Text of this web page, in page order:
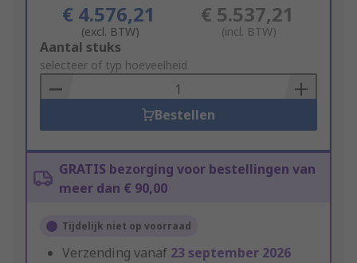
€ 4.576,21
(excl. BTW)
€ 5.537,21
(incl. BTW)
Add
to
Basket
Aantal stuks
selecteer of typ hoeveelheid
Bestellen
GRATIS bezorging voor bestellingen van
meer dan € 90,00
Tijdelijk niet op voorraad
Verzending vanaf 23 september 2026